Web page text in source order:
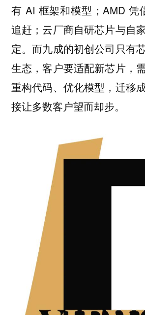
有 AI 框架和模型；AMD 凭
追赶；云厂商自研芯片与自
定。而九成的初创公司只有
生态，客户要适配新芯片，
重构代码、优化模型，迁移
接让多数客户望而却步。